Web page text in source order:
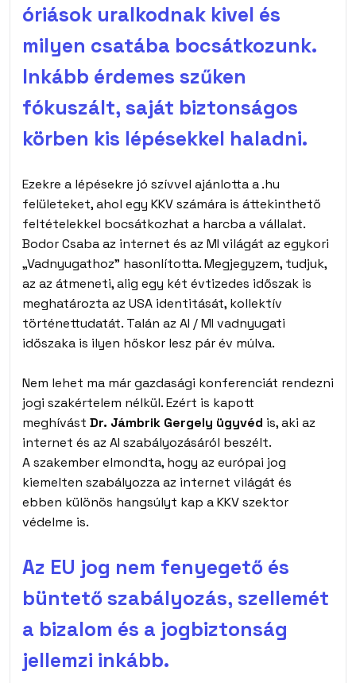
óriások uralkodnak kivel és
milyen csatába bocsátkozunk.
Inkább érdemes szűken
fókuszált, saját biztonságos
körben kis lépésekkel haladni.
Ezekre a lépésekre jó szívvel ajánlotta a .hu
felületeket, ahol egy KKV számára is áttekinthető
feltételekkel bocsátkozhat a harcba a vállalat.
Bodor Csaba az internet és az MI világát az egykori
„Vadnyugathoz” hasonlította. Megjegyzem, tudjuk,
az az átmeneti, alig egy két évtizedes időszak is
meghatározta az USA identitását, kollektív
történettudatát. Talán az AI / MI vadnyugati
időszaka is ilyen hőskor lesz pár év múlva.
Nem lehet ma már gazdasági konferenciát rendezni
jogi szakértelem nélkül. Ezért is kapott
meghívást Dr. Jámbrik Gergely ügyvéd is, aki az
internet és az AI szabályozásáról beszélt.
A szakember elmondta, hogy az európai jog
kiemelten szabályozza az internet világát és
ebben különös hangsúlyt kap a KKV szektor
védelme is.
Az EU jog nem fenyegető és
büntető szabályozás, szellemét
a bizalom és a jogbiztonság
jellemzi inkább.